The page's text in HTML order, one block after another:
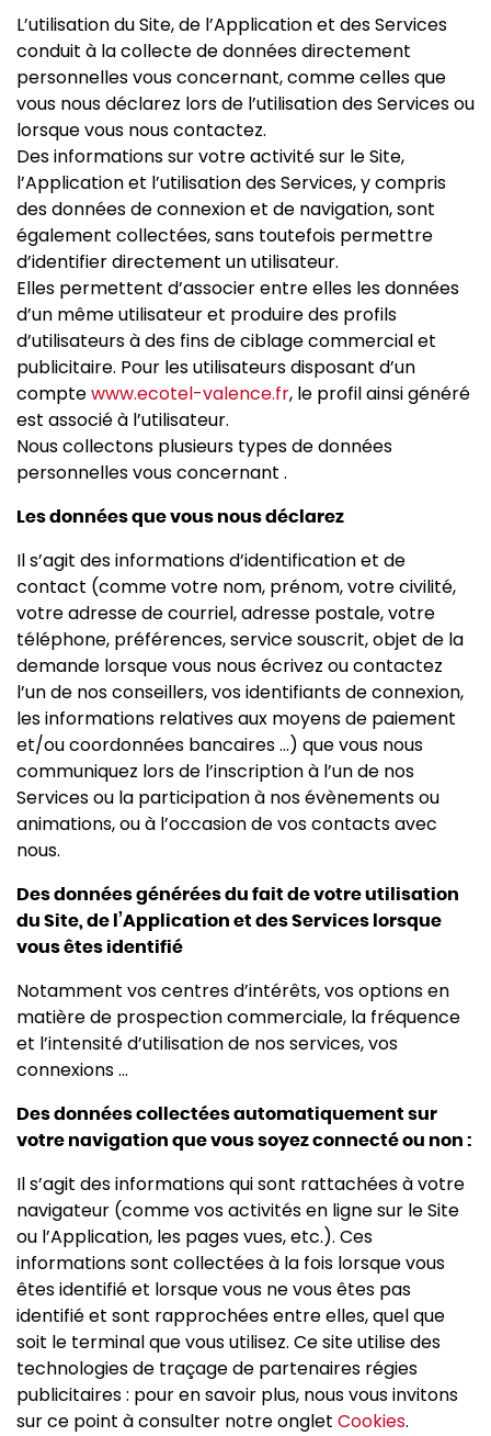
L’utilisation du Site, de l’Application et des Services
conduit à la collecte de données directement
personnelles vous concernant, comme celles que
vous nous déclarez lors de l’utilisation des Services ou
lorsque vous nous contactez.
Des informations sur votre activité sur le Site,
l’Application et l’utilisation des Services, y compris
des données de connexion et de navigation, sont
également collectées, sans toutefois permettre
d’identifier directement un utilisateur.
Elles permettent d’associer entre elles les données
d’un même utilisateur et produire des profils
d’utilisateurs à des fins de ciblage commercial et
publicitaire. Pour les utilisateurs disposant d’un
comptewww.ecotel-valence.fr, le profil ainsi généré
est associé à l’utilisateur.
Nous collectons plusieurs types de données
personnelles vous concernant .
Les données que vous nous déclarez
Il s’agit des informations d’identification et de
contact (comme votre nom, prénom, votre civilité,
votre adresse de courriel, adresse postale, votre
téléphone, préférences, service souscrit, objet de la
demande lorsque vous nous écrivez ou contactez
l’un de nos conseillers, vos identifiants de connexion,
les informations relatives aux moyens de paiement
et/ou coordonnées bancaires ...) que vous nous
communiquez lors de l’inscription à l’un de nos
Services ou la participation à nos évènements ou
animations, ou à l’occasion de vos contacts avec
nous.
Des données générées du fait de votre utilisation
du Site, de l’Application et des Services lorsque
vous êtes identifié
Notamment vos centres d’intérêts, vos options en
matière de prospection commerciale, la fréquence
et l’intensité d’utilisation de nos services, vos
connexions ...
Des données collectées automatiquement sur
votre navigation que vous soyez connecté ou non :
Il s’agit des informations qui sont rattachées à votre
navigateur (comme vos activités en ligne sur le Site
ou l’Application, les pages vues, etc.). Ces
informations sont collectées à la fois lorsque vous
êtes identifié et lorsque vous ne vous êtes pas
identifié et sont rapprochées entre elles, quel que
soit le terminal que vous utilisez. Ce site utilise des
technologies de traçage de partenaires régies
publicitaires : pour en savoir plus, nous vous invitons
sur ce point à consulter notre onglet Cookies.